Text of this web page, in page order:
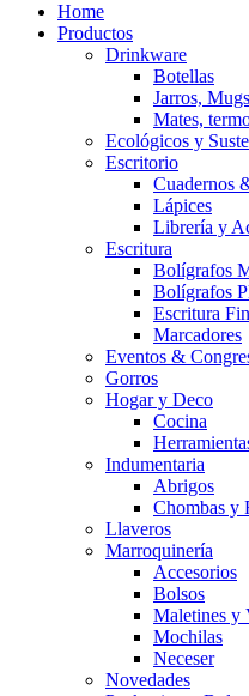
Home
Productos
Drinkware
Botellas
Jarros,
Mates,
Ecológicos y
Escritorio
Cuadernos
Lápices
Librería y
Escritura
Bolígrafos
Bolígrafos
Escritura
Marcadores
Eventos &
Gorros
Hogar y Deco
Cocina
Indumentaria
Abrigos
Chombas y
Llaveros
Marroquinería
Accesorios
Bolsos
Maletines y
Mochilas
Neceser
Novedades